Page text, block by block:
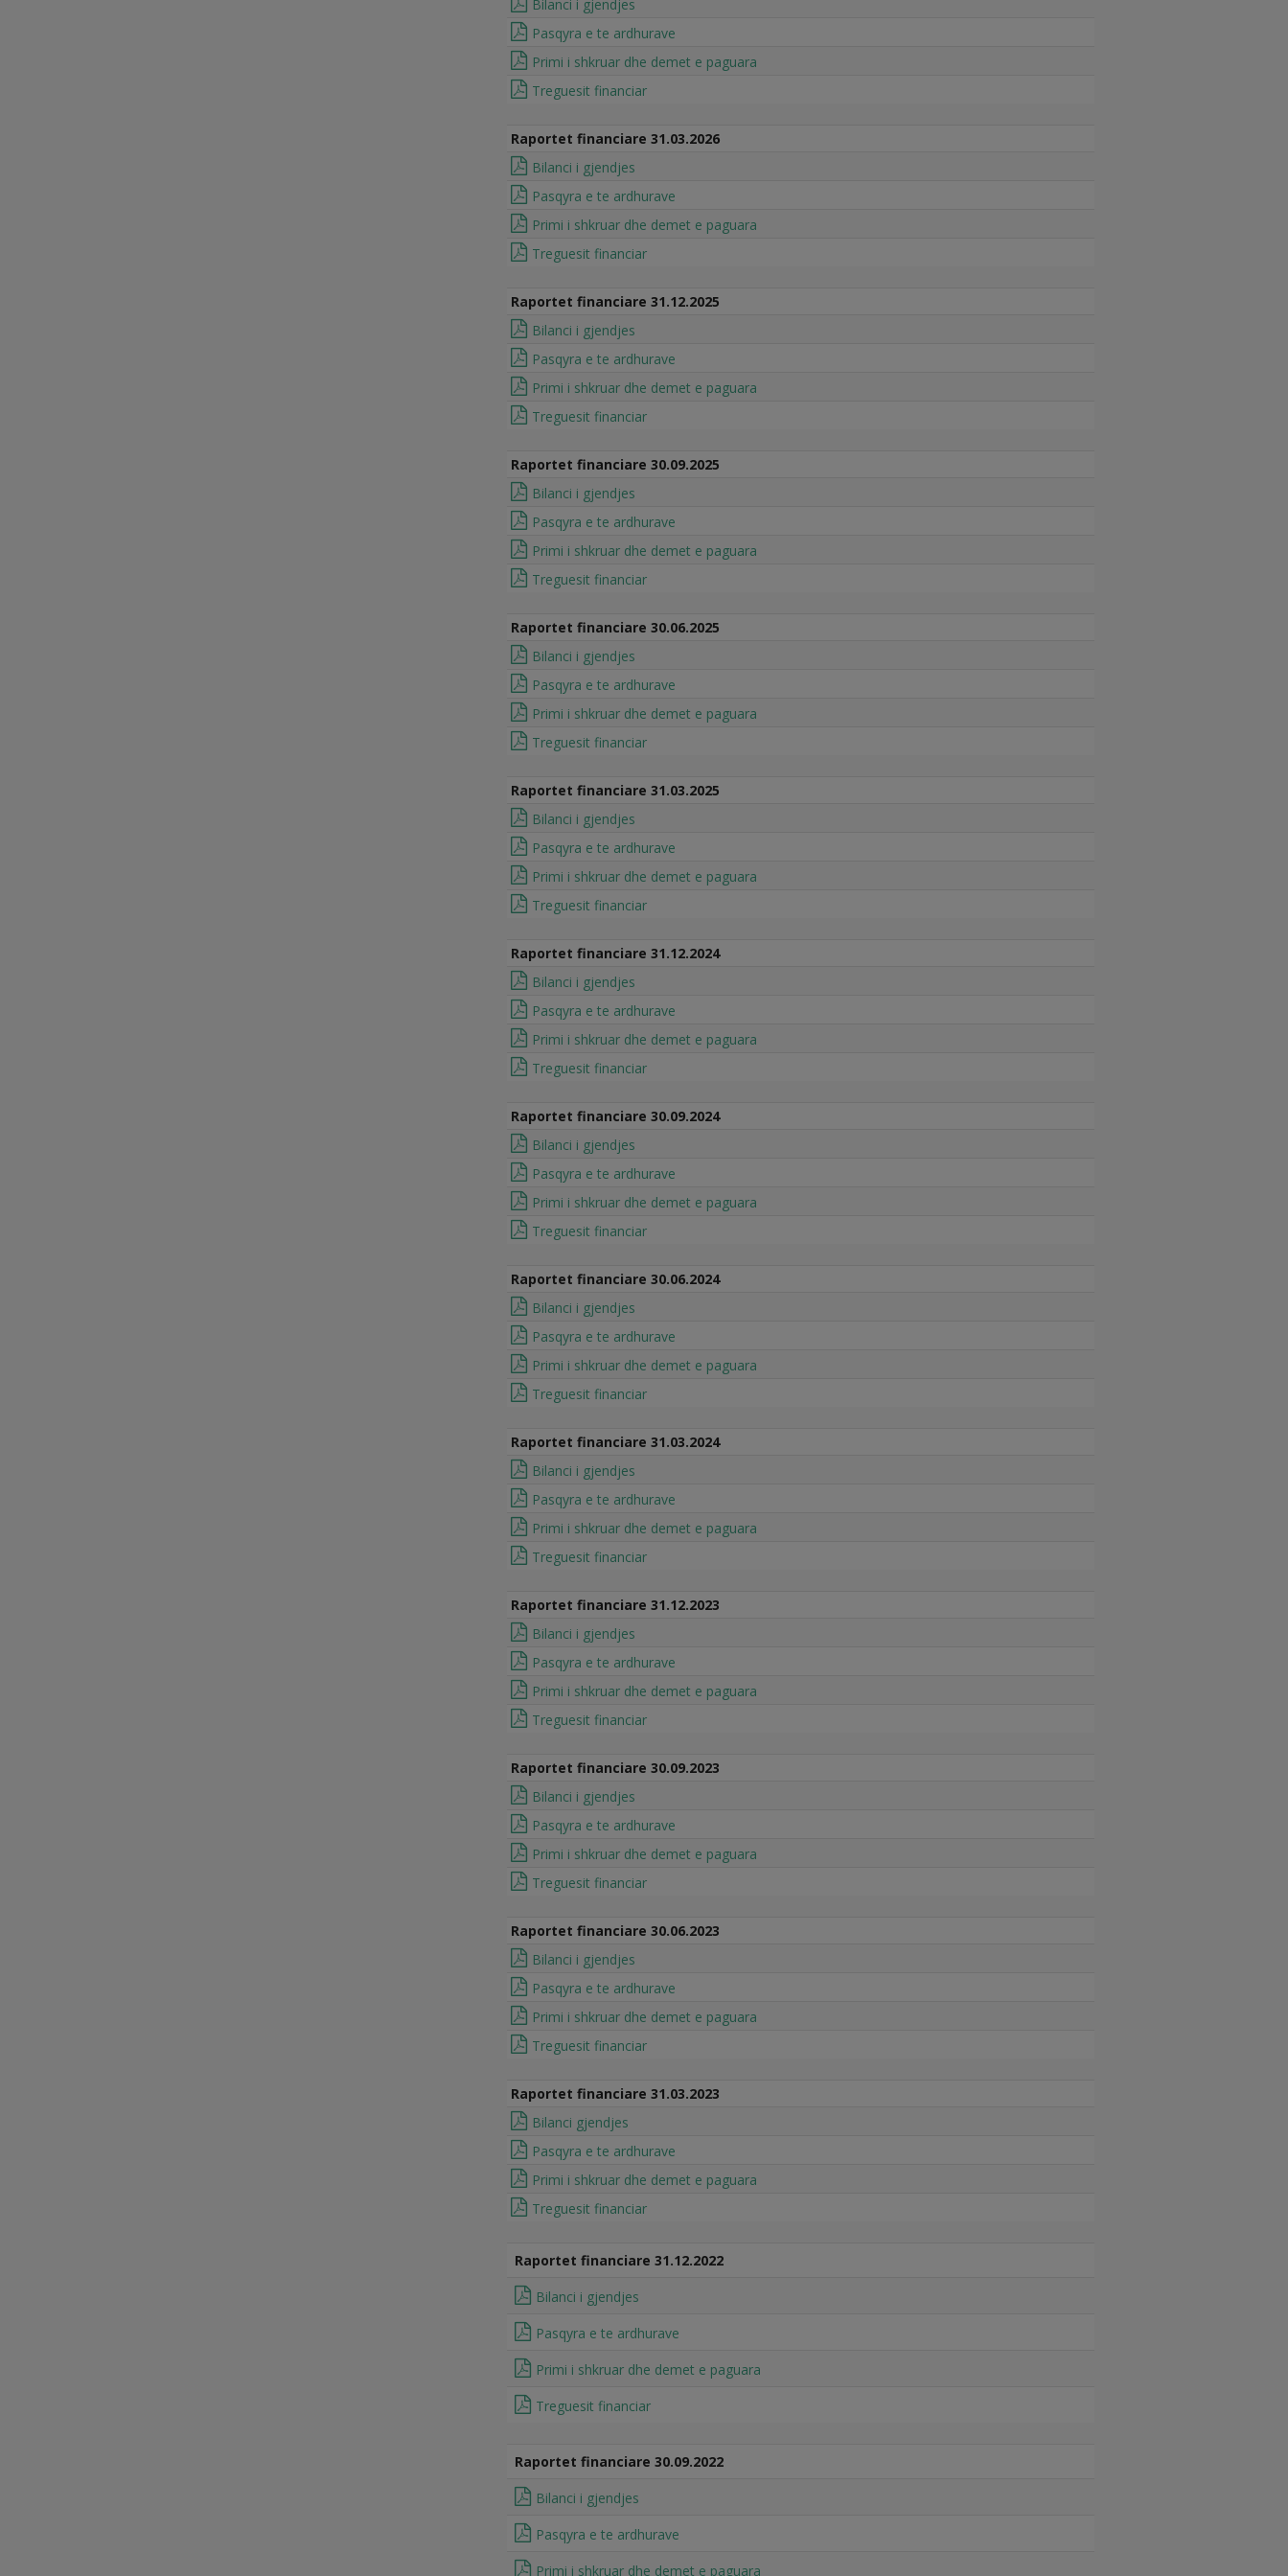
Bilanci i gjendjes
Pasqyra e te ardhurave
Primi i shkruar dhe demet e paguara
Treguesit financiar
Raportet financiare 31.03.2026
Bilanci i gjendjes
Pasqyra e te ardhurave
Primi i shkruar dhe demet e paguara
Treguesit financiar
Raportet financiare 31.12.2025
Bilanci i gjendjes
Pasqyra e te ardhurave
Primi i shkruar dhe demet e paguara
Treguesit financiar
Raportet financiare 30.09.2025
Bilanci i gjendjes
Pasqyra e te ardhurave
Primi i shkruar dhe demet e paguara
Treguesit financiar
Raportet financiare 30.06.2025
Bilanci i gjendjes
Pasqyra e te ardhurave
Primi i shkruar dhe demet e paguara
Treguesit financiar
Raportet financiare 31.03.2025
Bilanci i gjendjes
Pasqyra e te ardhurave
Primi i shkruar dhe demet e paguara
Treguesit financiar
Raportet financiare 31.12.2024
Bilanci i gjendjes
Pasqyra e te ardhurave
Primi i shkruar dhe demet e paguara
Treguesit financiar
Raportet financiare 30.09.2024
Bilanci i gjendjes
Pasqyra e te ardhurave
Primi i shkruar dhe demet e paguara
Treguesit financiar
Raportet financiare 30.06.2024
Bilanci i gjendjes
Pasqyra e te ardhurave
Primi i shkruar dhe demet e paguara
Treguesit financiar
Raportet financiare 31.03.2024
Bilanci i gjendjes
Pasqyra e te ardhurave
Primi i shkruar dhe demet e paguara
Treguesit financiar
Raportet financiare 31.12.2023
Bilanci i gjendjes
Pasqyra e te ardhurave
Primi i shkruar dhe demet e paguara
Treguesit financiar
Raportet financiare 30.09.2023
Bilanci i gjendjes
Pasqyra e te ardhurave
Primi i shkruar dhe demet e paguara
Treguesit financiar
Raportet financiare 30.06.2023
Bilanci i gjendjes
Pasqyra e te ardhurave
Primi i shkruar dhe demet e paguara
Treguesit financiar
Raportet financiare 31.03.2023
Bilanci gjendjes
Pasqyra e te ardhurave
Primi i shkruar dhe demet e paguara
Treguesit financiar
Raportet financiare 31.12.2022
Bilanci i gjendjes
Pasqyra e te ardhurave
Primi i shkruar dhe demet e paguara
Treguesit financiar
Raportet financiare 30.09.2022
Bilanci i gjendjes
Pasqyra e te ardhurave
Primi i shkruar dhe demet e paguara